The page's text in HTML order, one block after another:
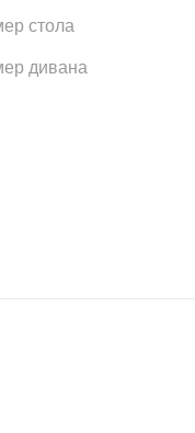
стола
дивана